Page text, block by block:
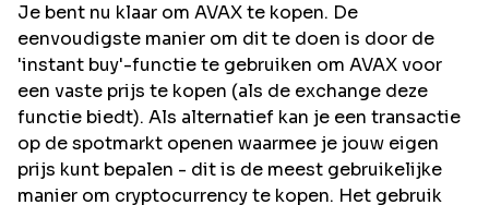
Je bent nu klaar om AVAX te kopen. De
eenvoudigste manier om dit te doen is door de
'instant buy'-functie te gebruiken om AVAX voor
een vaste prijs te kopen (als de exchange deze
functie biedt). Als alternatief kan je een transactie
op de spotmarkt openen waarmee je jouw eigen
prijs kunt bepalen - dit is de meest gebruikelijke
manier om cryptocurrency te kopen. Het gebruik